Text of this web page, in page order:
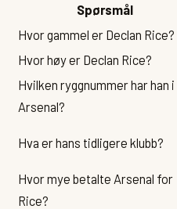
Spørsmål
Hvor gammel er Declan Rice?
Hvor høy er Declan Rice?
Hvilken ryggnummer har han i
Arsenal?
Hva er hans tidligere klubb?
Hvor mye betalte Arsenal for
Rice?